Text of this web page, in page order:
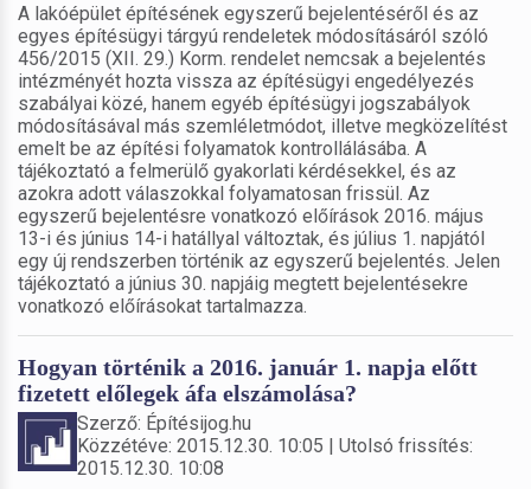
A lakóépület építésének egyszerű bejelentéséről és az
egyes építésügyi tárgyú rendeletek módosításáról szóló
456/2015 (XII. 29.) Korm. rendelet nemcsak a bejelentés
intézményét hozta vissza az építésügyi engedélyezés
szabályai közé, hanem egyéb építésügyi jogszabályok
módosításával más szemléletmódot, illetve megközelítést
emelt be az építési folyamatok kontrollálásába. A
tájékoztató a felmerülő gyakorlati kérdésekkel, és az
azokra adott válaszokkal folyamatosan frissül. Az
egyszerű bejelentésre vonatkozó előírások 2016. május
13-i és június 14-i hatállyal változtak, és július 1. napjától
egy új rendszerben történik az egyszerű bejelentés. Jelen
tájékoztató a június 30. napjáig megtett bejelentésekre
vonatkozó előírásokat tartalmazza.
Hogyan történik a 2016. január 1. napja előtt
fizetett előlegek áfa elszámolása?
Szerző: Építésijog.hu
Közzétéve: 2015.12.30. 10:05 | Utolsó frissítés:
2015.12.30. 10:08